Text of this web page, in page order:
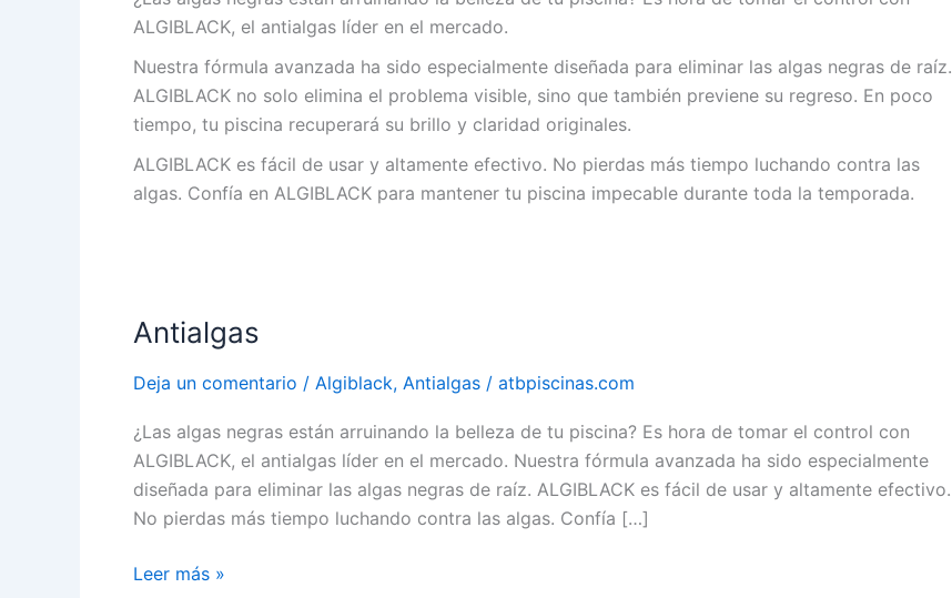
ALGIBLACK, el antialgas líder en el mercado.
Nuestra fórmula avanzada ha sido especialmente diseñada para eliminar las algas negras de raíz.
ALGIBLACK no solo elimina el problema visible, sino que también previene su regreso. En poco
tiempo, tu piscina recuperará su brillo y claridad originales.
ALGIBLACK es fácil de usar y altamente efectivo. No pierdas más tiempo luchando contra las
algas. Confía en ALGIBLACK para mantener tu piscina impecable durante toda la temporada.
Antialgas
Deja un comentario / Algiblack, Antialgas / atbpiscinas.com
¿Las algas negras están arruinando la belleza de tu piscina? Es hora de tomar el control con
ALGIBLACK, el antialgas líder en el mercado. Nuestra fórmula avanzada ha sido especialmente
diseñada para eliminar las algas negras de raíz. ALGIBLACK es fácil de usar y altamente efectivo.
No pierdas más tiempo luchando contra las algas. Confía […]
Antialgas
Leer más »